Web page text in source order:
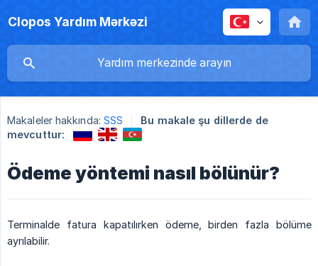
Clopos Yardım Mərkəzi
Makaleler hakkında: SSS
Bu makale şu dillerde de
mevcuttur:
Ödeme yöntemi nasıl bölünür?
Terminalde fatura kapatılırken ödeme, birden fazla bölüme
ayrılabilir.